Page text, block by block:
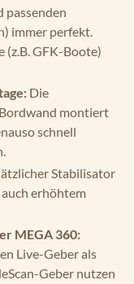
immer perfekt.
(z.B. GFK-Boote)
Die
montiert
schnell
Stabilisator
erhöhtem
MEGA 360:
Live-Geber als
Geber nutzen